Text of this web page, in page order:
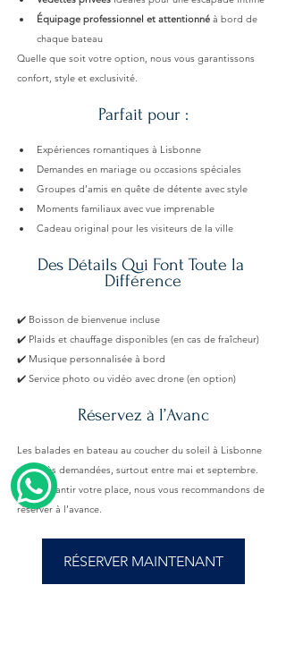
Équipage professionnel et attentionné à bord de
chaque bateau
Quelle que soit votre option, nous vous garantissons
confort, style et exclusivité.
Parfait pour :
Expériences romantiques à Lisbonne
Demandes en mariage ou occasions spéciales
Groupes d’amis en quête de détente avec style
Moments familiaux avec vue imprenable
Cadeau original pour les visiteurs de la ville
Des Détails Qui Font Toute la
Différence
✔️ Boisson de bienvenue incluse
✔️ Plaids et chauffage disponibles (en cas de fraîcheur)
✔️ Musique personnalisée à bord
✔️ Service photo ou vidéo avec drone (en option)
Réservez à l’Avanc
Les balades en bateau au coucher du soleil à Lisbonne
sont très demandées, surtout entre mai et septembre.
Pour garantir votre place, nous vous recommandons de
réserver à l’avance.
RÉSERVER MAINTENANT